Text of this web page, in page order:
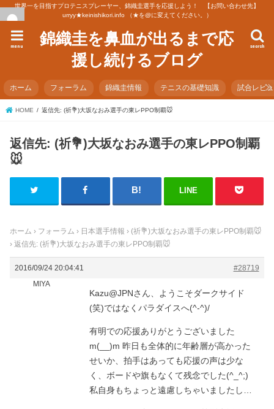
世界一を目指すプロテニスプレーヤー、錦織圭選手を応援しよう！ 【お問い合わせ先】
urryy★keinishikori.info （★を@に変えてください。）
錦織圭を鼻血が出るまで応
援し続けるブログ
search
menu
ホーム フォーラム 錦織圭情報 テニスの基礎知識 試合レビ
HOME 返信先: (祈💐)大坂なおみ選手の東レPPO制覇🐭
返信先: (祈💐)大坂なおみ選手の東レPPO制覇
🐭
LINE
ホーム › フォーラム › 日本選手情報 › (祈💐)大坂なおみ選手の東レPPO制覇🐭
› 返信先: (祈💐)大坂なおみ選手の東レPPO制覇🐭
2016/09/24 20:04:41
#28719
MIYA
Kazu@JPNさん、ようこそダークサイド
(笑)ではなくパラダイスへ(^-^)/
有明での応援ありがとうございました
m(__)m 昨日も全体的に年齢層が高かった
せいか、拍手はあっても応援の声は少な
く、ボードや旗もなくて残念でした(^_^;)
私自身もちょっと遠慮しちゃいましたし…